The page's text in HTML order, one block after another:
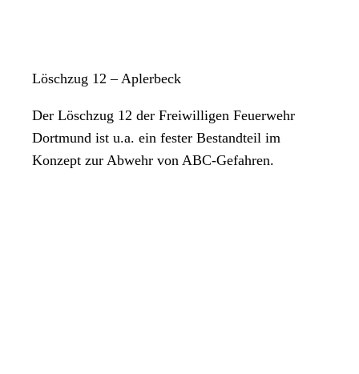
Löschzug 12 – Aplerbeck
Der Löschzug 12 der Freiwilligen Feuerwehr
Dortmund ist u.a. ein fester Bestandteil im
Konzept zur Abwehr von ABC-Gefahren.